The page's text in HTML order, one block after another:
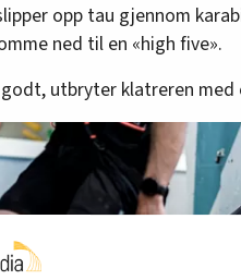
opp tau gjennom
ned til en «high five».
utbryter klatreren